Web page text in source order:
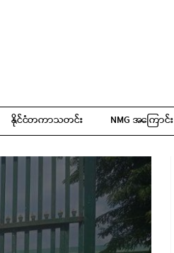
နိုင်ငံတကာသတင်း NMG အကြောင်း